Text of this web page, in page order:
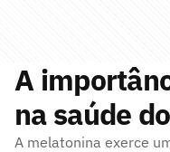
A
na saúde
A melatonina exerce